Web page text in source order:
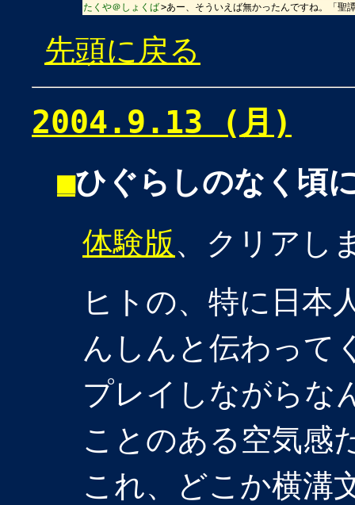
たくや＠しょくば>あー、そういえば無かったんですね。「聖
先頭に戻る
2004.9.13 (月)
■ひぐらしのなく頃
体験版、クリアし
ヒトの、特に日本
んしんと伝わって
プレイしながらな
ことのある空気感
これ、どこか横溝